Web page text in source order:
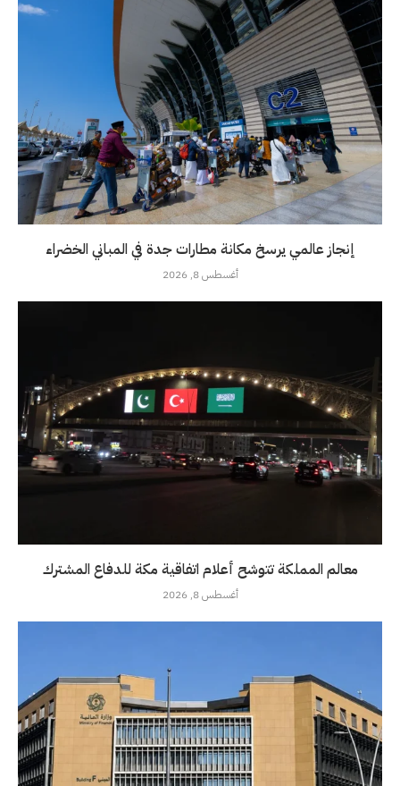
إنجاز عالمي يرسخ مكانة مطارات جدة في المباني الخضراء
أغسطس 8, 2026
معالم المملكة تتوشح أعلام اتفاقية مكة للدفاع المشترك
أغسطس 8, 2026